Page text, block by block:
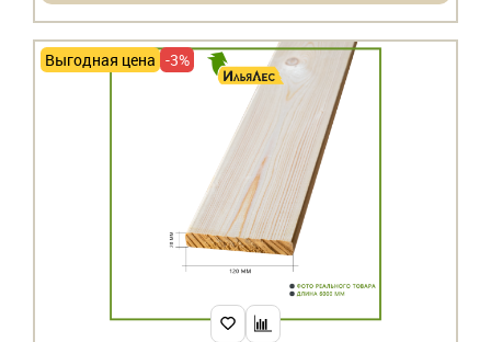
Выгодная цена -3%